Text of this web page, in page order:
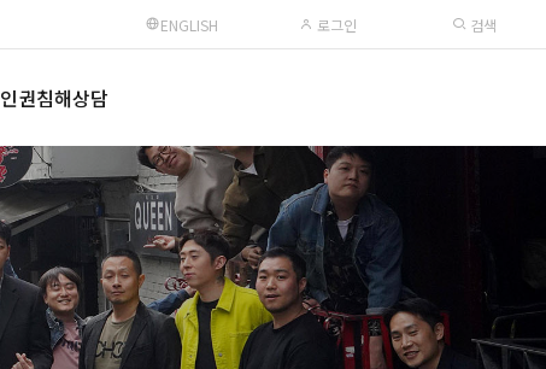
ENGLISH 로그인 검색
인권침해상담